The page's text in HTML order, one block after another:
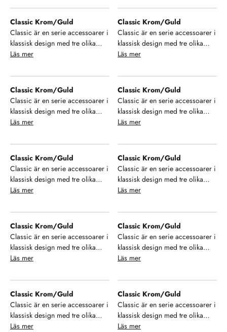
stort urval av modeller som ger
dig möjlighet till enhetlighet i ditt
badrum. Se, njut och hamoniera
din inredning!
stort urval av modeller som ger
dig möjlighet till enhetlighet i ditt
badrum. Se, njut och hamoniera
din inredning!
Classic Krom/Guld
Classic är en serie accessoarer i
klassisk design med tre olika
finish på ytan. Välj mellan krom,
stort urval av modeller som ger
dig möjlighet till enhetlighet i ditt
badrum. Se, njut och hamoniera
din inredning!
Läs mer
Classic Krom/Guld
Classic är en serie accessoarer i
klassisk design med tre olika
finish på ytan. Välj mellan krom,
stort urval av modeller som ger
dig möjlighet till enhetlighet i ditt
badrum. Se, njut och hamoniera
din inredning!
Läs mer
Classic Krom/Guld
Classic är en serie accessoarer i
klassisk design med tre olika
finish på ytan. Välj mellan krom,
stort urval av modeller som ger
dig möjlighet till enhetlighet i ditt
badrum. Se, njut och hamoniera
din inredning!
Läs mer
Classic Krom/Guld
Classic är en serie accessoarer i
klassisk design med tre olika
finish på ytan. Välj mellan krom,
stort urval av modeller som ger
dig möjlighet till enhetlighet i ditt
badrum. Se, njut och hamoniera
din inredning!
Läs mer
Classic Krom/Guld
Classic är en serie accessoarer i
klassisk design med tre olika
finish på ytan. Välj mellan krom,
stort urval av modeller som ger
dig möjlighet till enhetlighet i ditt
badrum. Se, njut och hamoniera
din inredning!
Läs mer
Classic Krom/Guld
Classic är en serie accessoarer i
klassisk design med tre olika
finish på ytan. Välj mellan krom,
stort urval av modeller som ger
dig möjlighet till enhetlighet i ditt
badrum. Se, njut och hamoniera
din inredning!
Läs mer
Classic Krom/Guld
Classic är en serie accessoarer i
klassisk design med tre olika
finish på ytan. Välj mellan krom,
stort urval av modeller som ger
dig möjlighet till enhetlighet i ditt
badrum. Se, njut och hamoniera
din inredning!
Läs mer
Classic Krom/Guld
Classic är en serie accessoarer i
klassisk design med tre olika
finish på ytan. Välj mellan krom,
stort urval av modeller som ger
dig möjlighet till enhetlighet i ditt
badrum. Se, njut och hamoniera
din inredning!
Läs mer
Classic Krom/Guld
Classic är en serie accessoarer i
klassisk design med tre olika
finish på ytan. Välj mellan krom,
Läs mer
Classic Krom/Guld
Classic är en serie accessoarer i
klassisk design med tre olika
finish på ytan. Välj mellan krom,
Läs mer